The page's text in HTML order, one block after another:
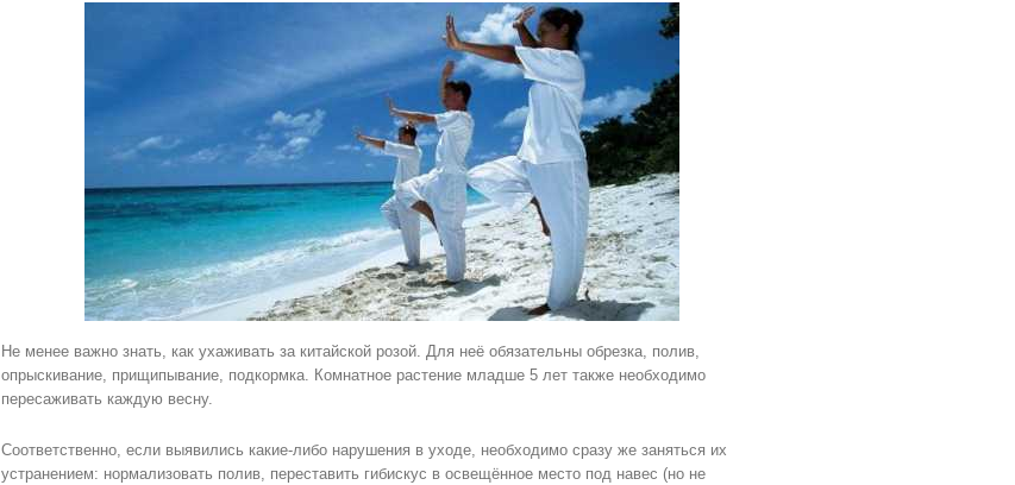
Не менее важно знать, как ухаживать за китайской розой. Для неё обязательны обрезка, полив,
опрыскивание, прищипывание, подкормка. Комнатное растение младше 5 лет также необходимо
пересаживать каждую весну.
Соответственно, если выявились какие-либо нарушения в уходе, необходимо сразу же заняться их
устранением: нормализовать полив, переставить гибискус в освещённое место под навес (но не